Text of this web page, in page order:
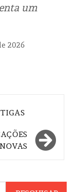
um
2026